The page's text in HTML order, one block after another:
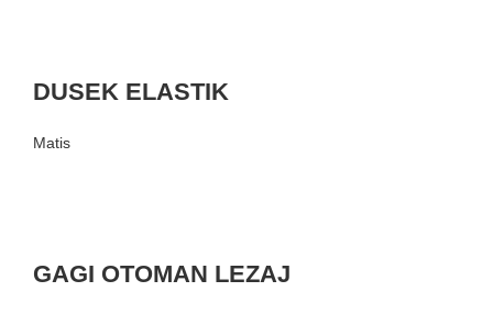
DUSEK ELASTIK
Matis
GAGI OTOMAN LEZAJ